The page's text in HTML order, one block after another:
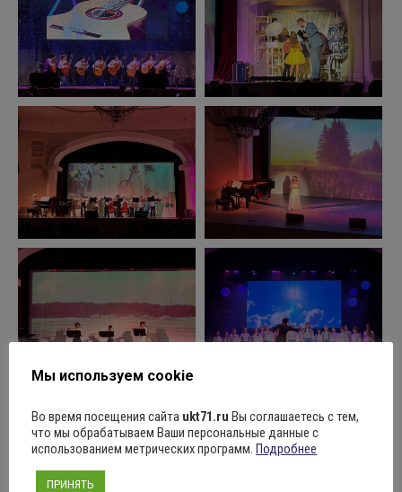
Мы используем cookie
Во время посещения сайта ukt71.ru Вы соглашаетесь с тем,
что мы обрабатываем Ваши персональные данные с
использованием метрических программ. Подробнее
ПРИНЯТЬ